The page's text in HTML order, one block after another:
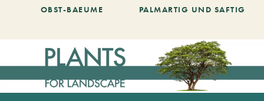
OBST-BAEUME PALMARTIG UND SAFTIG